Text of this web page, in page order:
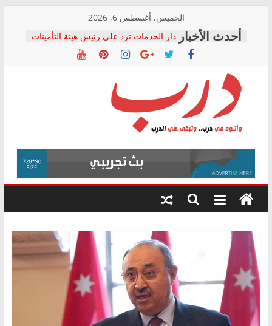
content
الخميس, أغسطس 6, 2026
دار الخدمات ترد على رئيس هيئة التأمينات
بعد مؤتمره الصحفي: إنكار الأزمة لا ينهي
معاناة أصحاب المعاشات.. ونطالب بكشف
فرحات سليمان يكتب: القطاع الصحي إلى
أين؟
حزب التحالف الشعبي يطلق لجنة “الحق
في الصحة” بالإسكندرية لرصد الانتهاكات
ودعم المرضى
الوزاري لمدينة الصحفيين.. وانتهاء أعمال
إنشاء المبنى الإداري
المجلس القومي لحقوق الإنسان يعلن
متابعة قضية الدكتور محمد زهران.. ويؤكد:
قرينة البراءة وضمانات المحاكمة العادلة
درب
وأتوه
درب..
وتبقى
هي